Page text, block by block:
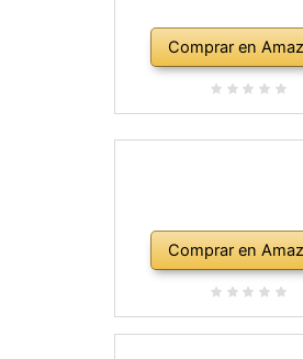
Comprar en
Comprar en